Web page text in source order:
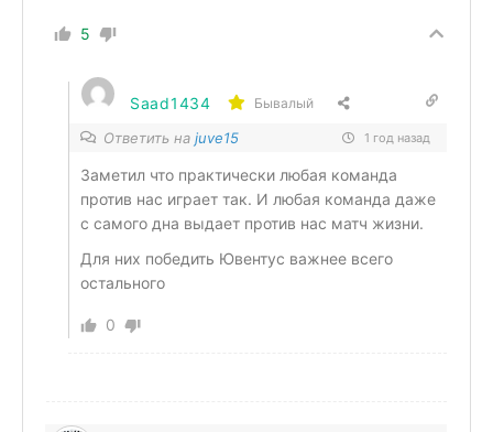
5
Saad1434 Бывалый
Ответить на juve15 1 год назад
Заметил что практически любая команда
против нас играет так. И любая команда даже
с самого дна выдает против нас матч жизни.
Для них победить Ювентус важнее всего
остального
0